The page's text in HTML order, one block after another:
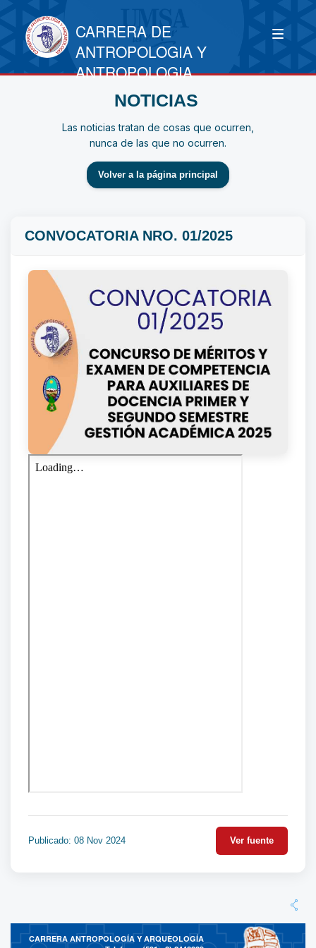
CARRERA DE
ANTROPOLOGIA Y
ANTROPOLOGIA
NOTICIAS
Las noticias tratan de cosas que ocurren,
nunca de las que no ocurren.
Volver a la página principal
CONVOCATORIA NRO. 01/2025
Publicado: 08 Nov 2024 Ver fuente
CARRERA ANTROPOLOGÍA Y ARQUEOLOGÍA